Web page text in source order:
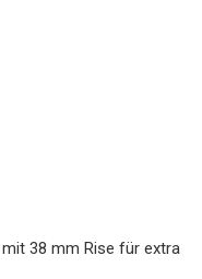
38 mm Rise für extra